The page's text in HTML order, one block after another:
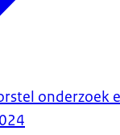
onderzoek